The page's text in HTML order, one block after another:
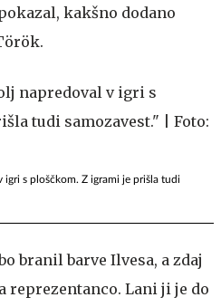
kakšno dodano
s ploščkom. Z igrami je prišla tudi
branil barve Ilvesa, a zdaj
reprezentanco. Lani ji je do